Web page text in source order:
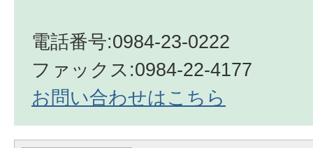
電話番号:0984-23-0222
ファックス:0984-22-4177
お問い合わせはこちら